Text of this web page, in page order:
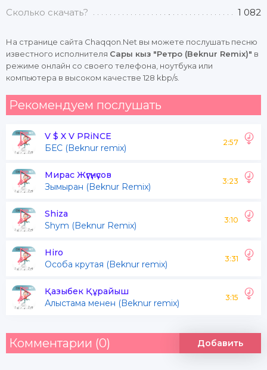
Сколько скачать? 1 082
На странице сайта Chaqqon.Net вы можете послушать песню
известного исполнителя Сары кыз "Ретро (Beknur Remix)" в
режиме онлайн со своего телефона, ноутбука или
компьютера в высоком качестве 128 kbp/s.
Рекомендуем послушать
V $ X V PRiNCE
БЕС (Beknur remix)
2:57
Мирас Жүгүнүсов
Зымыран (Beknur Remix)
3:23
Shiza
Shym (Beknur Remix)
3:10
Hiro
Особа крутая (Beknur remix)
3:31
Қазыбек Құрайыш
Алыстама менен (Beknur remix)
3:15
Комментарии (0) Добавить